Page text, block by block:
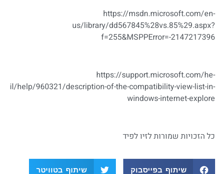
https://msdn.microsoft.com/en-
us/library/dd567845%28vs.85%29.aspx?
f=255&MSPPError=-2147217396
https://support.microsoft.com/he-
il/help/960321/description-of-the-compatibility-view-list-in-
windows-internet-explore
כל הזכויות שמורות לזיו לפיד
שיתוף בפייסבוק שיתוף בטוויטר